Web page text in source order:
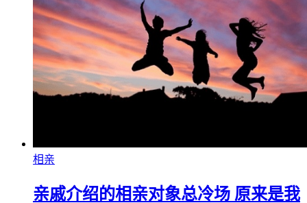
相亲
亲戚介绍的相亲对象总冷场 原来是我